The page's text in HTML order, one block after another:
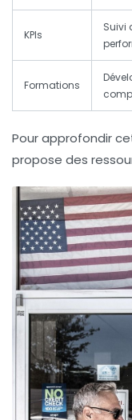
KPIs
Suivi
Formations
Pour approfondir
propose des